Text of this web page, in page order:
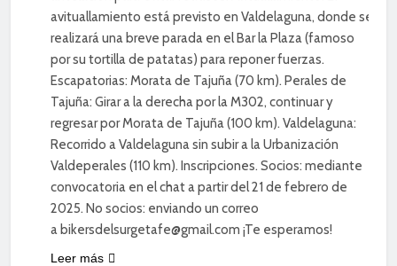
avituallamiento está previsto en Valdelaguna, donde se
realizará una breve parada en el Bar la Plaza (famoso
por su tortilla de patatas) para reponer fuerzas.
Escapatorias: Morata de Tajuña (70 km). Perales de
Tajuña: Girar a la derecha por la M302, continuar y
regresar por Morata de Tajuña (100 km). Valdelaguna:
Recorrido a Valdelaguna sin subir a la Urbanización
Valdeperales (110 km). Inscripciones. Socios: mediante
convocatoria en el chat a partir del 21 de febrero de
2025. No socios: enviando un correo
a bikersdelsurgetafe@gmail.com ¡Te esperamos!
Leer más
CICLISMO